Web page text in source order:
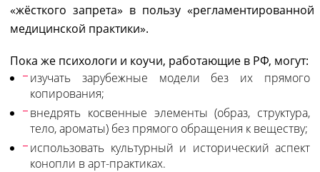
«жёсткого запрета» в пользу «регламентированной
медицинской практики».
Пока же психологи и коучи, работающие в РФ, могут:
изучать зарубежные модели без их прямого
копирования;
внедрять косвенные элементы (образ, структура,
тело, ароматы) без прямого обращения к веществу;
использовать культурный и исторический аспект
конопли в арт-практиках.